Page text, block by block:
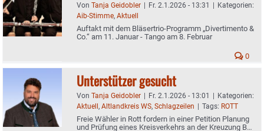
Von Tanja Geidobler | Fr. 2.1.2026 - 13:31 | Kategorien:
Aib-Stimme, Aktuell
Auftakt mit dem Bläsertrio-Programm „Divertimento &
Co.“ am 11. Januar - Tango am 8. Februar
0
Unterstützer gesucht
Von Tanja Geidobler | Fr. 2.1.2026 - 13:01 | Kategorien:
Aktuell, Altlandkreis WS, Schlagzeilen | Tags: ROTT
Freie Wähler in Rott fordern in einer Petition Planung
und Prüfung eines Kreisverkehrs an der Kreuzung B15